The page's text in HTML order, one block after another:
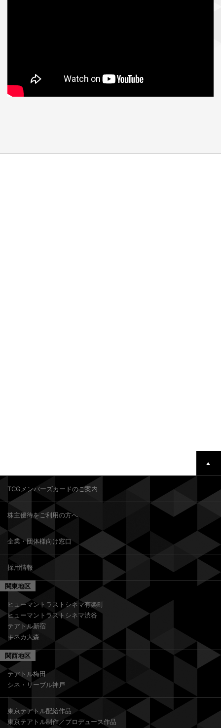
TCGメンバーズカードのご案内
株主優待をご利用の方へ
企業・団体様向け窓口
採用情報
関東地区
ヒューマントラストシネマ有楽町
ヒューマントラストシネマ渋谷
テアトル新宿
キネカ大森
関西地区
テアトル梅田
シネ・リーブル神戸
東京テアトル配給作品
東京テアトル制作／プロデュース作品